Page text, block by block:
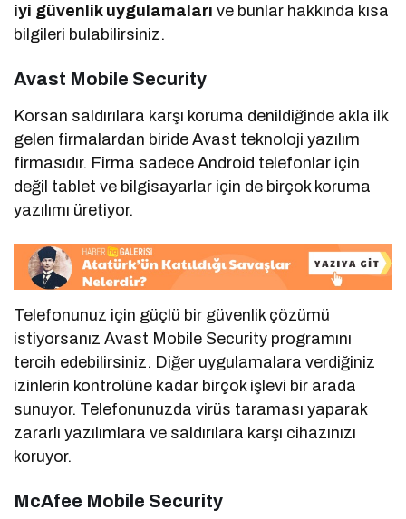
iyi güvenlik uygulamaları ve bunlar hakkında kısa
bilgileri bulabilirsiniz.
Avast Mobile Security
Korsan saldırılara karşı koruma denildiğinde akla ilk
gelen firmalardan biride Avast teknoloji yazılım
firmasıdır. Firma sadece Android telefonlar için
değil tablet ve bilgisayarlar için de birçok koruma
yazılımı üretiyor.
Telefonunuz için güçlü bir güvenlik çözümü
istiyorsanız Avast Mobile Security programını
tercih edebilirsiniz. Diğer uygulamalara verdiğiniz
izinlerin kontrolüne kadar birçok işlevi bir arada
sunuyor. Telefonunuzda virüs taraması yaparak
zararlı yazılımlara ve saldırılara karşı cihazınızı
koruyor.
McAfee Mobile Security